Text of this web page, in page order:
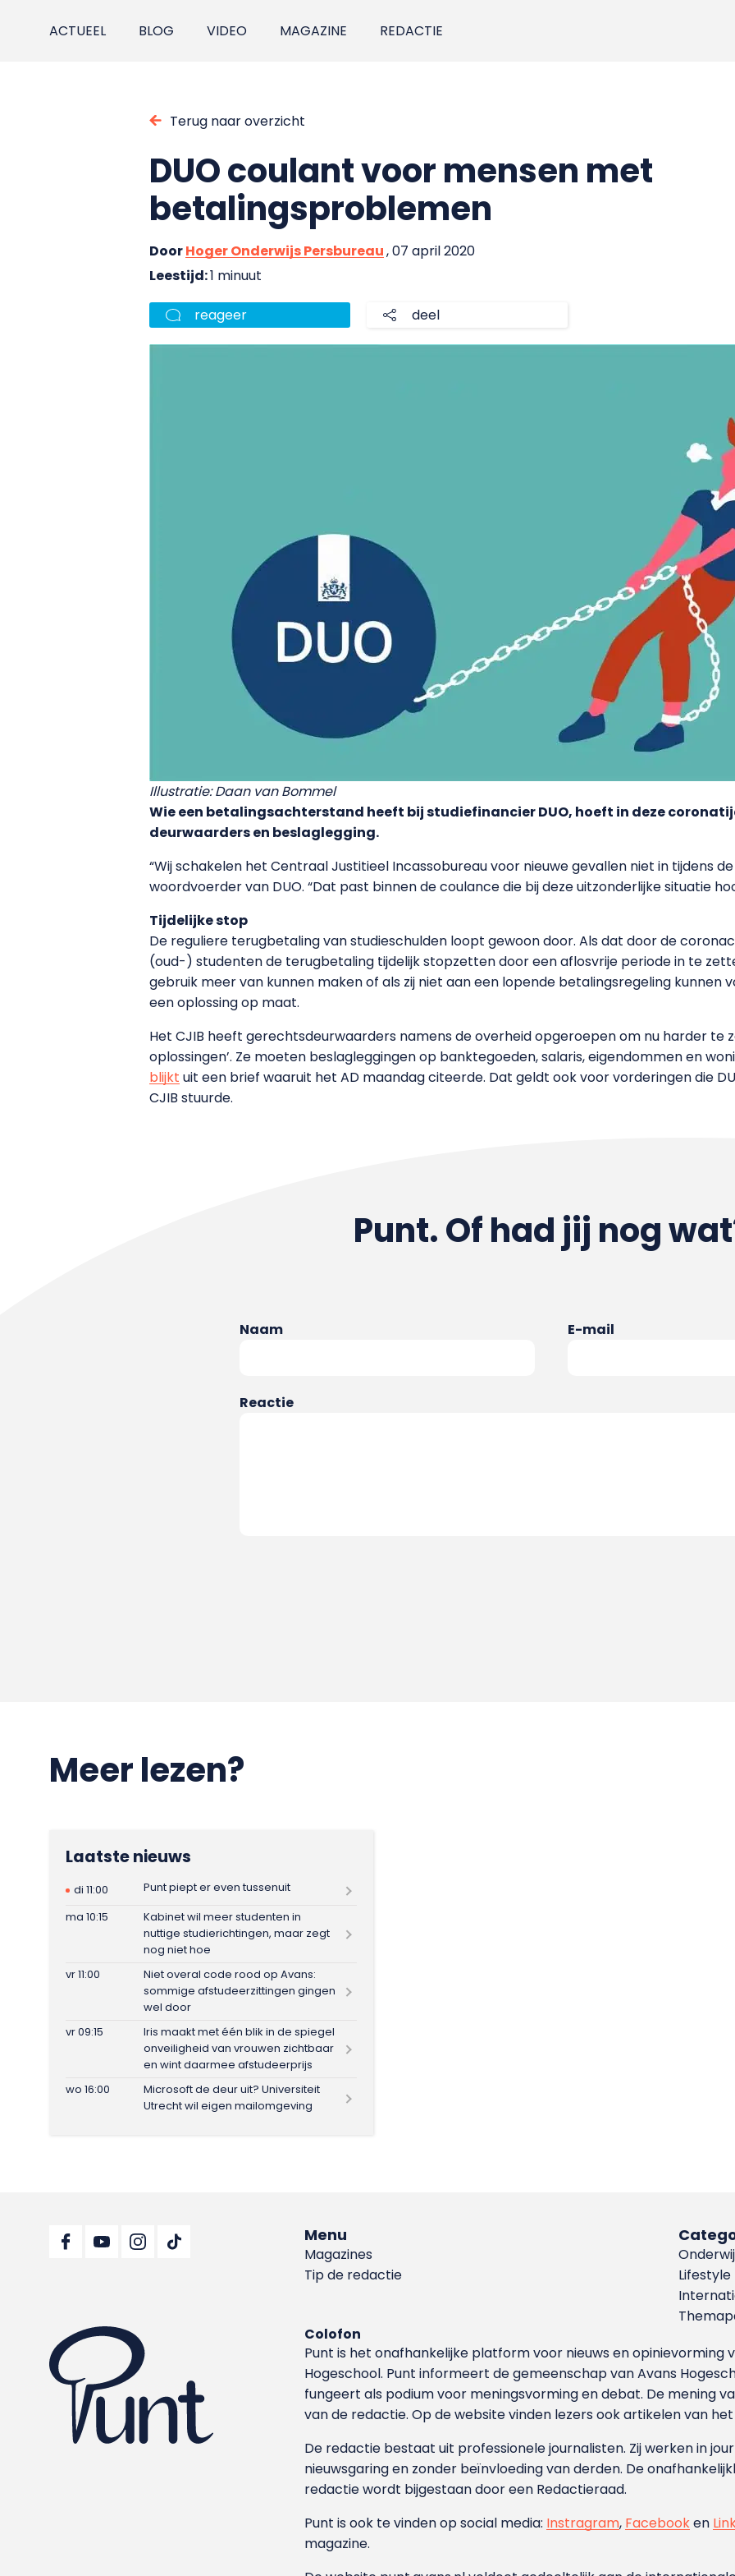
ACTUEEL BLOG VIDEO MAGAZINE REDACTIE
Terug naar overzicht
DUO coulant voor mensen met
betalingsproblemen
DoorHoger Onderwijs Persbureau, 07 april 2020
Leestijd:1 minuut
reageer deel
Illustratie: Daan van Bommel
Wie een betalingsachterstand heeft bij studiefinancier DUO, hoeft in deze
deurwaarders en beslaglegging.
“Wij schakelen het Centraal Justitieel Incassobureau voor nieuwe gevallen niet in tijdens
woordvoerder van DUO. “Dat past binnen de coulance die bij deze uitzonderlijke situatie
Tijdelijke stop
De reguliere terugbetaling van studieschulden loopt gewoon door. Als dat door de
(oud-) studenten de terugbetaling tijdelijk stopzetten door een aflosvrije periode in te
gebruik meer van kunnen maken of als zij niet aan een lopende betalingsregeling kunnen
een oplossing op maat.
Het CJIB heeft gerechtsdeurwaarders namens de overheid opgeroepen om nu harder te
oplossingen’. Ze moeten beslagleggingen op banktegoeden, salaris, eigendommen en
blijkt uit een brief waaruit het AD maandag citeerde. Dat geldt ook voor vorderingen die
CJIB stuurde.
Punt. Of had jij nog
Naam E-mail
Reactie
Meer lezen?
Laatste nieuws
di 11:00
Punt piept er even tussenuit
ma 10:15
Kabinet wil meer studenten in
nuttige studierichtingen, maar zegt
nog niet hoe
vr 11:00
Niet overal code rood op Avans:
sommige afstudeerzittingen gingen
wel door
vr 09:15
Iris maakt met één blik in de spiegel
onveiligheid van vrouwen zichtbaar
en wint daarmee afstudeerprijs
wo 16:00
Microsoft de deur uit? Universiteit
Utrecht wil eigen mailomgeving
Menu
Magazines
Tip de redactie
Lifestyle
Colofon
Punt is het onafhankelijke platform voor nieuws en
Hoge­school. Punt informeert de gemeenschap van Avans
fungeert als podium voor meningsvorming en debat. De mening
van de redactie. Op de website vinden lezers ook artikelen van
De redactie bestaat uit professionele journalisten. Zij werken in
nieuwsgaring en zonder beïnvloeding van derden. De
redactie wordt bijgestaan door een Redactieraad.
Punt is ook te vinden op social media: Instragram, Facebooken
magazine.